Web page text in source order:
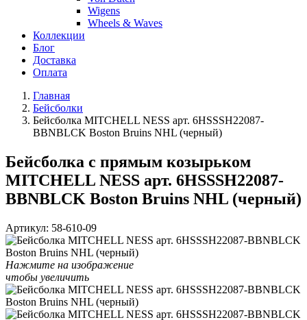
Wigens
Wheels & Waves
Коллекции
Блог
Доставка
Оплата
Главная
Бейсболки
Бейсболка MITCHELL NESS арт. 6HSSSH22087-
BBNBLCK Boston Bruins NHL (черный)
Бейсболка с прямым козырьком
MITCHELL NESS арт. 6HSSSH22087-
BBNBLCK Boston Bruins NHL (черный)
Артикул: 58-610-09
Нажмите на изображение
чтобы увеличить